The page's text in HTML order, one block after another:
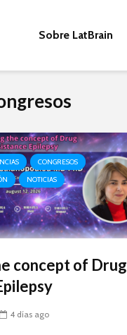
Sobre LatBrain
CONGRESOS
NOTICIAS
concept of Drug
4 días ago